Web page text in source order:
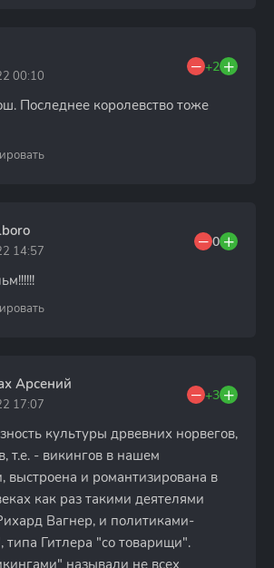
00:10
+2
Последнее королевство тоже
14:57
0
Арсений
17:07
+3
культуры дрвевних норвегов,
т.е. - викингов в нашем
выстроена и романтизирована в
как раз такими деятелями
Вагнер, и политиками-
типа Гитлера "со товарищи".
называли не всех